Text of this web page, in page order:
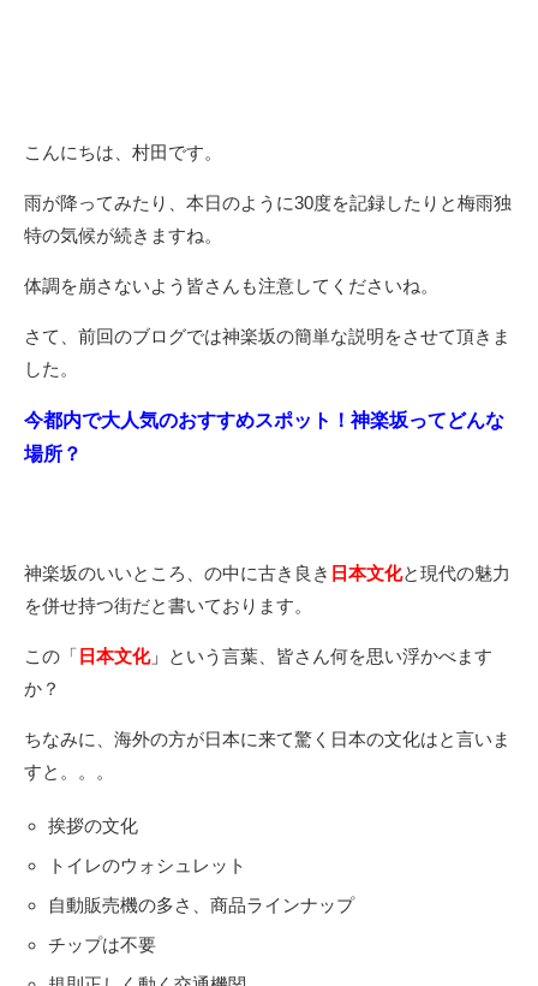
こんにちは、村田です。
雨が降ってみたり、本日のように30度を記録したりと梅雨独
特の気候が続きますね。
体調を崩さないよう皆さんも注意してくださいね。
さて、前回のブログでは神楽坂の簡単な説明をさせて頂きま
した。
今都内で大人気のおすすめスポット！神楽坂ってどんな
場所？
神楽坂のいいところ、の中に古き良き 日本文化と現代の魅力
を併せ持つ街だと書いております。
この「 日本文化」
という言葉、皆さん何を思い浮かべます
か？
ちなみに、海外の方が日本に来て驚く日本の文化はと言いま
すと。。。
挨拶の文化
トイレのウォシュレット
自動販売機の多さ、商品ラインナップ
チップは不要